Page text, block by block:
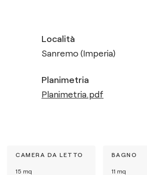
Località
Sanremo (Imperia)
Planimetria
Planimetria.pdf
CAMERA DA LETTO
15 mq
BAGNO
11 mq